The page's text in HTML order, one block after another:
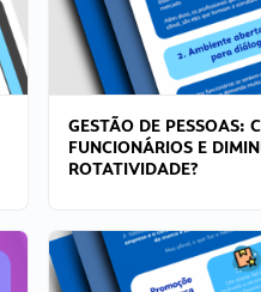
GESTÃO DE PESSOAS:
FUNCIONÁRIOS E
ROTATIVIDADE?